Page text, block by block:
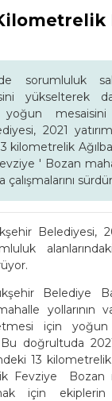
sorumluluk
yükselterek
mesaisini
2021
kilometrelik
' Bozan
Belediyesi,
Belediye
yollarının
için yoğun
doğrultuda
13 kilometrelik
Fevziye  Bozan
için